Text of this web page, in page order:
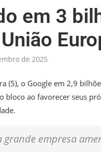
em 3
de 2025
(5), o Google em 2,9
bloco ao favorecer seus
grande empresa